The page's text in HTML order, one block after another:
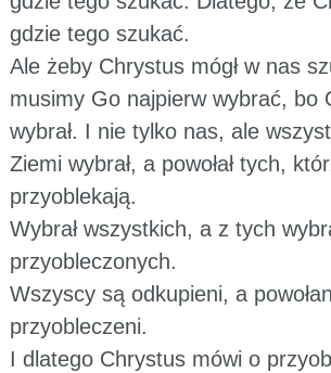
gdzie tego szukać.
Ale żeby Chrystus mógł w nas
musimy Go najpierw wybrać, bo
wybrał. I nie tylko nas, ale
Ziemi wybrał, a powołał tych,
przyoblekają.
Wybrał wszystkich, a z tych
przyobleczonych.
Wszyscy są odkupieni, a
przyobleczeni.
I dlatego Chrystus mówi o